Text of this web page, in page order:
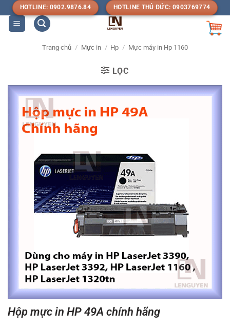
qua
nội
HOTLINE: 0902.9876.84 HOTLINE THỦ ĐỨC: 0903769774
Trang chủ / Mực in / Hp / Mực máy in Hp 1160
LỌC
Hộp mực in HP 49A chính hãng